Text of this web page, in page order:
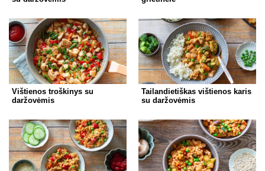
Vištienos troškinys su
daržovėmis
Tailandietiškas vištienos karis
su daržovėmis